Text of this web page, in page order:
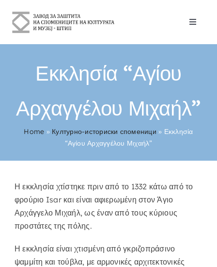
content
Toggle
За Нас
Културно-историски споменици
Контакт
Εκκλησία “Αγίου
Αρχαγγέλου Μιχαήλ”
Home » Културно-историски споменици » Εκκλησία
“Αγίου Αρχαγγέλου Μιχαήλ”
Η εκκλησία χτίστηκε πριν από το 1332 κάτω από το
φρούριο Isar και είναι αφιερωμένη στον Άγιο
Αρχάγγελο Μιχαήλ, ως έναν από τους κύριους
προστάτες της πόλης.
Η εκκλησία είναι χτισμένη από γκριζοπράσινο
ψαμμίτη και τούβλα, με αρμονικές αρχιτεκτονικές